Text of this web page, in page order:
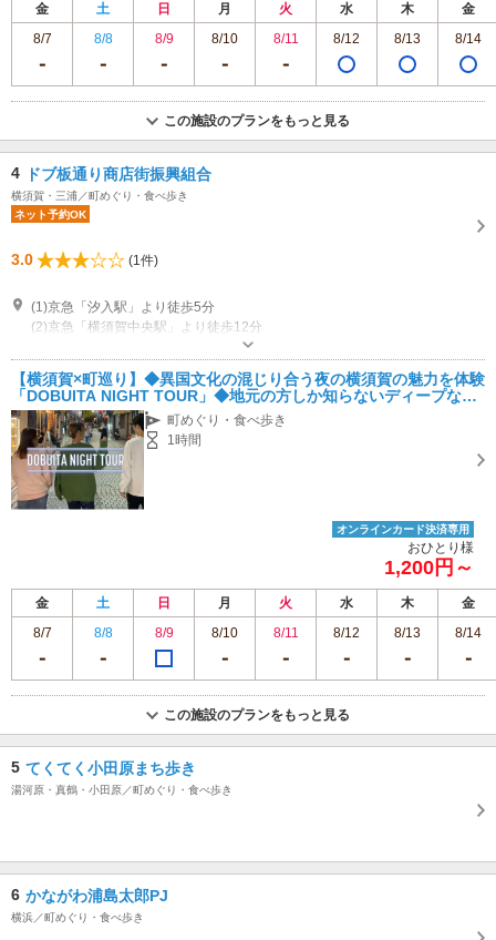
金 土 日 月 火 水 木
金
8/7
8/8 8/9 8/10 8/11 8/12 8/13 8/14
この施設のプランをもっと見る
4 ドブ板通り商店街振興組合
横須賀・三浦／町めぐり・食べ歩き
ネット予約OK
3.0 (1件)
(1)京急「汐入駅」より徒歩5分
(2)京急「横須賀中央駅」より徒歩12分
【横須賀×町巡り】◆異国文化の混じり合う夜の横須賀の魅力を体験
「DOBUITA NIGHT TOUR」◆地元の方しか知らないディープな横
須賀ナイトツアー
町めぐり・食べ歩き
1時間
オンラインカード決済専用
おひとり様
1,200円～
金 土 日 月 火 水 木
金
8/7
8/8 8/9 8/10 8/11 8/12 8/13 8/14
この施設のプランをもっと見る
5 てくてく小田原まち歩き
湯河原・真鶴・小田原／町めぐり・食べ歩き
6 かながわ浦島太郎PJ
横浜／町めぐり・食べ歩き